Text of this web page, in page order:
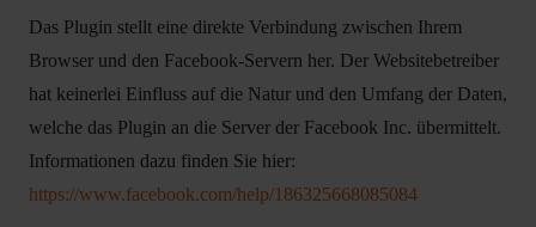
Das Plugin stellt eine direkte Verbindung zwischen Ihrem
Browser und den Facebook-Servern her. Der Websitebetreiber
hat keinerlei Einfluss auf die Natur und den Umfang der Daten,
welche das Plugin an die Server der Facebook Inc. übermittelt.
Informationen dazu finden Sie hier:
https://www.facebook.com/help/186325668085084